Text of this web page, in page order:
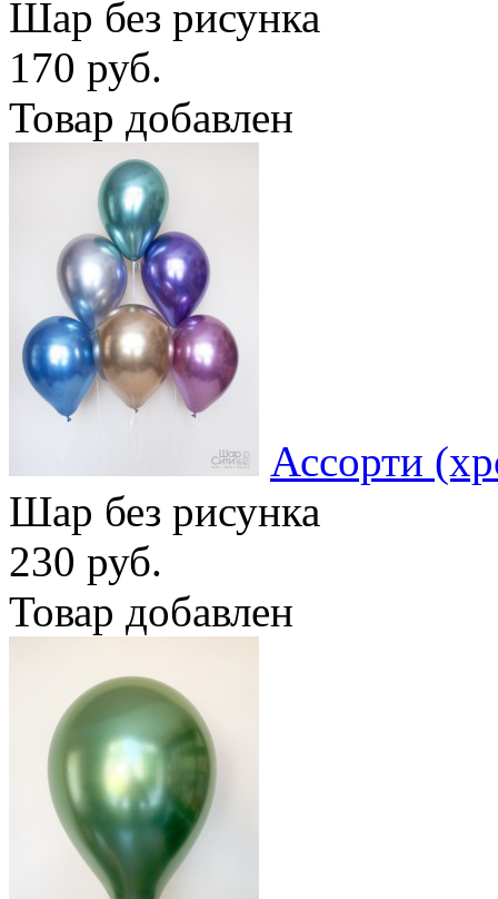
Шар без рисунка
170 руб.
Товар добавлен
Ассорти
Шар без рисунка
230 руб.
Товар добавлен